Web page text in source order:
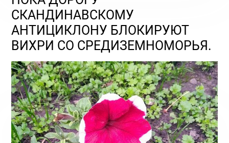
СКАНДИНАВСКОМУ
АНТИЦИКЛОНУ БЛОКИРУЮТ
ВИХРИ СО СРЕДИЗЕМНОМОРЬЯ.